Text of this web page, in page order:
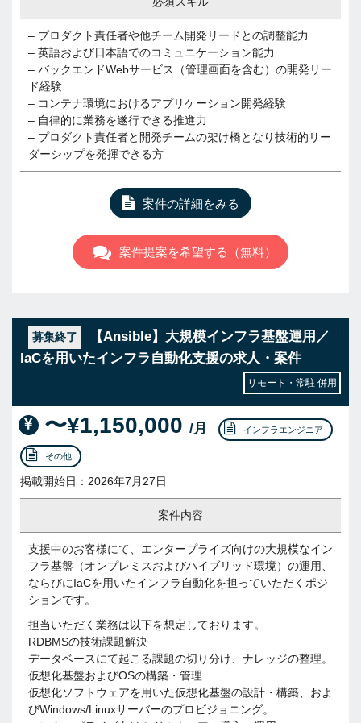
– プロダクト責任者や他チーム開発リードとの調整能力
– 英語および日本語でのコミュニケーション能力
– バックエンドWebサービス（管理画面を含む）の開発リー
ド経験
– コンテナ環境におけるアプリケーション開発経験
– 自律的に業務を遂行できる推進力
– プロダクト責任者と開発チームの架け橋となり技術的リー
ダーシップを発揮できる方
案件の詳細をみる
案件提案を希望する（無料）
募集終了
【Ansible】大規模インフラ基盤運用／
IaCを用いたインフラ自動化支援の求人・案件
リモート・常駐 併用
〜¥1,150,000 /月 インフラエンジニア
その他
掲載開始日：2026年7月27日
案件内容
支援中のお客様にて、エンタープライズ向けの大規模なイン
フラ基盤（オンプレミスおよびハイブリッド環境）の運用、
ならびにIaCを用いたインフラ自動化を担っていただくポジ
ションです。
担当いただく業務は以下を想定しております。
RDBMSの技術課題解決
データベースにて起こる課題の切り分け、ナレッジの整理。
仮想化基盤およびOSの構築・管理
仮想化ソフトウェアを用いた仮想化基盤の設計・構築、およ
びWindows/Linuxサーバーのプロビジョニング。